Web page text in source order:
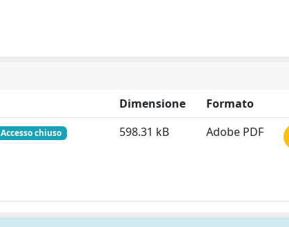
Dimensione
Formato
Accesso chiuso 598.31 kB Adobe PDF